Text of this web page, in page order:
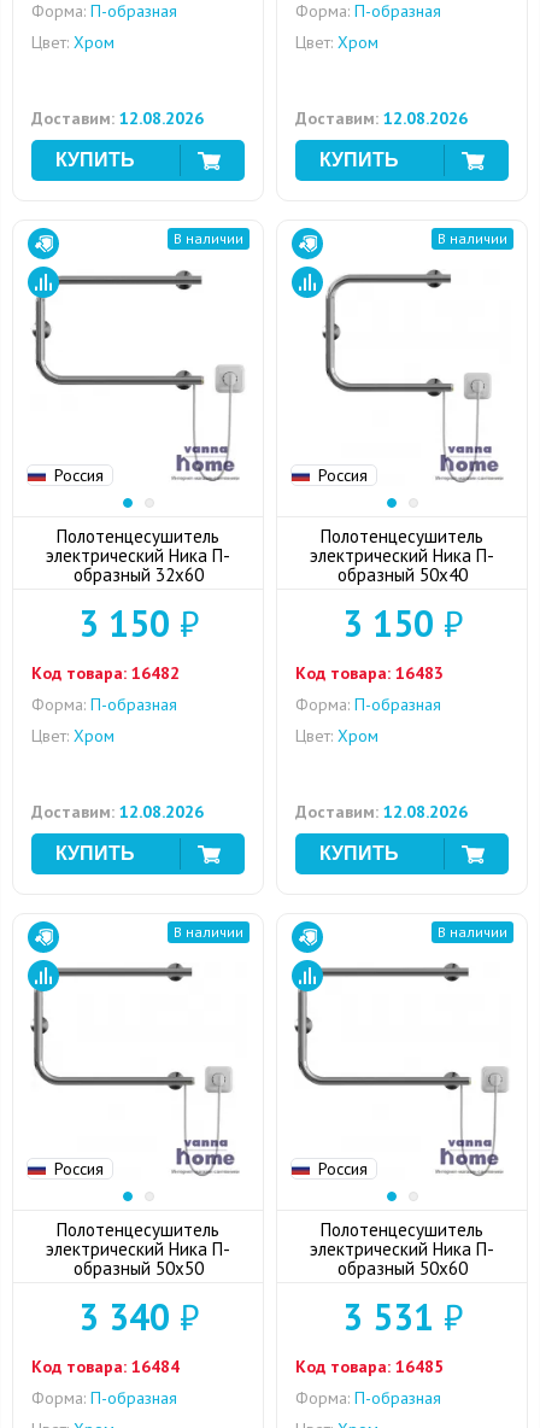
Форма: П-образная
Цвет: Хром
Доставим: 12.08.2026
Форма: П-образная
Цвет: Хром
Доставим: 12.08.2026
Россия
В наличии
Полотенцесушитель
электрический Ника П-
образный 32x60
3 150 ₽
Код товара: 16482
Форма: П-образная
Цвет: Хром
Доставим: 12.08.2026
Россия
В наличии
Полотенцесушитель
электрический Ника П-
образный 50x40
3 150 ₽
Код товара: 16483
Форма: П-образная
Цвет: Хром
Доставим: 12.08.2026
Россия
В наличии
Полотенцесушитель
электрический Ника П-
образный 50x50
3 340 ₽
Код товара: 16484
Форма: П-образная
Россия
В наличии
Полотенцесушитель
электрический Ника П-
образный 50x60
3 531 ₽
Код товара: 16485
Форма: П-образная